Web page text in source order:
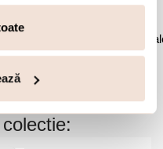
,
Oferte